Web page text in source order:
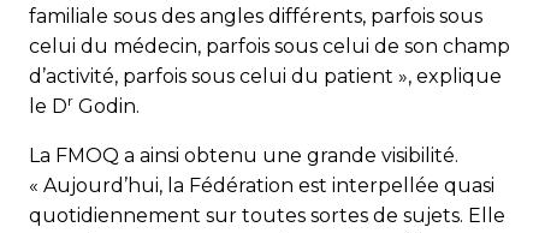
familiale sous des angles différents, parfois sous
celui du médecin, parfois sous celui de son champ
d’activité, parfois sous celui du patient », explique
le Dr Godin.
La FMOQ a ainsi obtenu une grande visibilité.
« Aujour­d’hui, la Fédération est interpellée quasi
quotidienne­ment sur toutes sortes de sujets. Elle